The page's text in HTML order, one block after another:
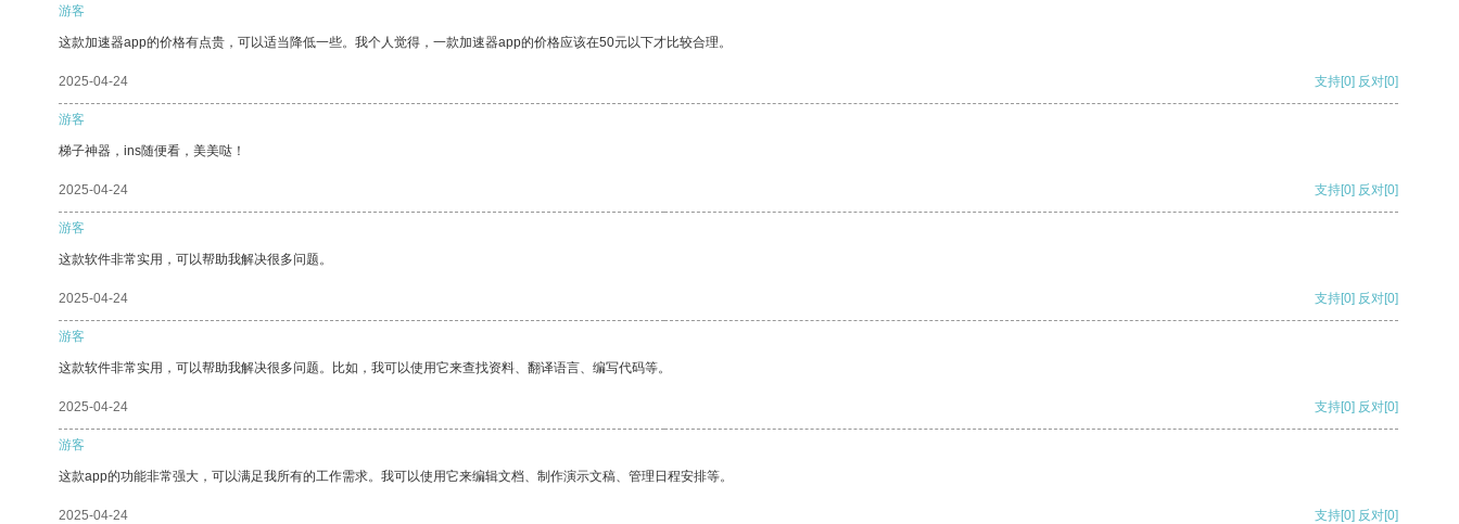
游客
这款加速器app的价格有点贵，可以适当降低一些。我个人觉得，一款加速器app的价格应该在50元以下才比较合理。
2025-04-24 支持[0] 反对[0]
游客
梯子神器，ins随便看，美美哒！
2025-04-24 支持[0] 反对[0]
游客
这款软件非常实用，可以帮助我解决很多问题。
2025-04-24 支持[0] 反对[0]
游客
这款软件非常实用，可以帮助我解决很多问题。比如，我可以使用它来查找资料、翻译语言、编写代码等。
2025-04-24 支持[0] 反对[0]
游客
这款app的功能非常强大，可以满足我所有的工作需求。我可以使用它来编辑文档、制作演示文稿、管理日程安排等。
2025-04-24 支持[0] 反对[0]